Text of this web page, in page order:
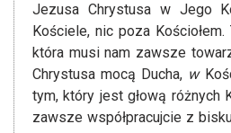
Jezusa Chrystusa w Jego
Kościele, nic poza
która musi nam zawsze
Chrystusa mocą Ducha, w
tym, który jest głową różnych
zawsze współpracujcie z